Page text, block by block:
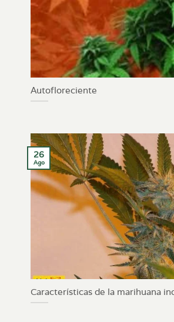
Autofloreciente
Características de la marihuana
26
Ago